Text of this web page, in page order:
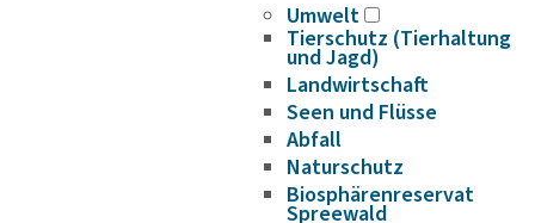
Umwelt
Tierschutz (Tierhaltung
und Jagd)
Landwirtschaft
Seen und Flüsse
Abfall
Naturschutz
Biosphärenreservat
Spreewald